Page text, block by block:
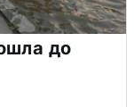
до